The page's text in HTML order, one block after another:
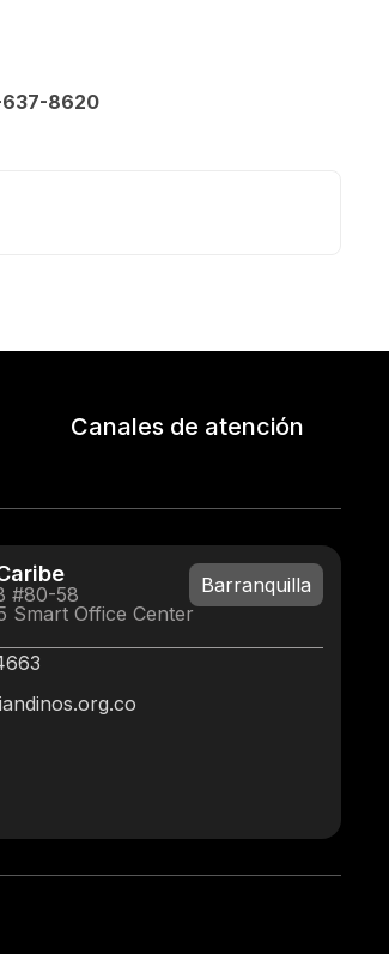
637-8620
Canales de atención
#80-58
Smart Office Center
Barranquilla